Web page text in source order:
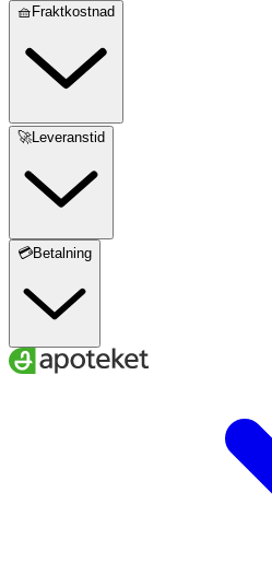
🧺Fraktkostnad
🚀Leveranstid
💳Betalning